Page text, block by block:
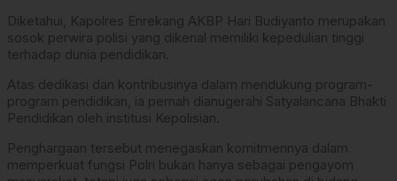
Diketahui, Kapolres Enrekang AKBP Hari Budiyanto merupakan
sosok perwira polisi yang dikenal memiliki kepedulian tinggi
terhadap dunia pendidikan.
Atas dedikasi dan kontribusinya dalam mendukung program-
program pendidikan, ia pernah dianugerahi Satyalancana Bhakti
Pendidikan oleh institusi Kepolisian.
Penghargaan tersebut menegaskan komitmennya dalam
memperkuat fungsi Polri bukan hanya sebagai pengayom